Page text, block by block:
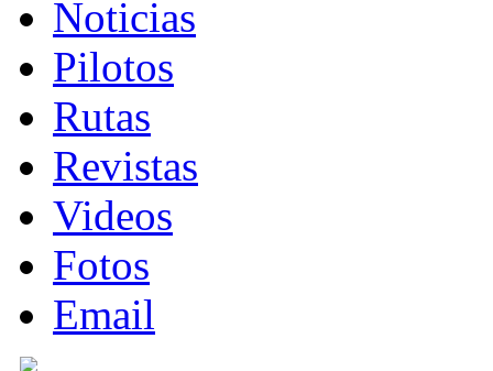
Noticias
Pilotos
Rutas
Revistas
Videos
Fotos
Email